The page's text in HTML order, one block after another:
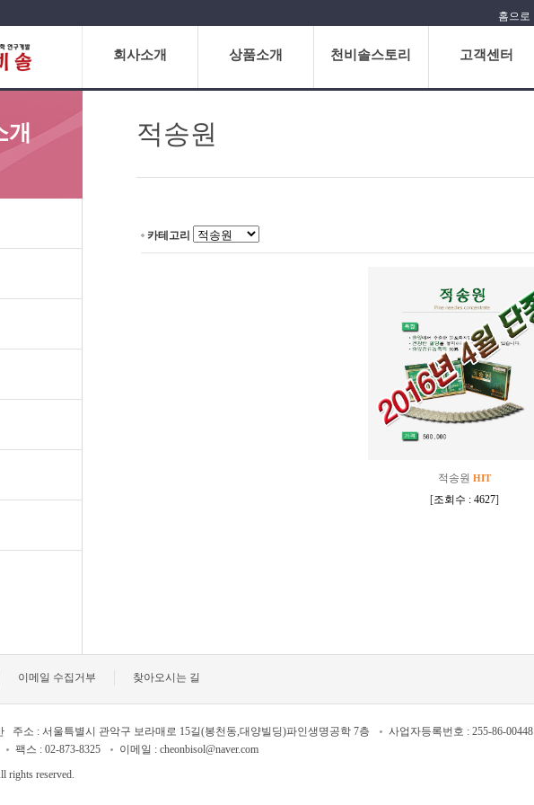
홈으로
회사소개 상품소개 천비솔스토리 고객센터
개 적송원
카테고리
적송원 HIT
[조회수 : 4627]
이메일 수집거부 찾아오시는 길
주소 : 서울특별시 관악구 보라매로 15길(봉천동,대양빌딩)파인생명공학 7층 사업자등록번호 : 255-86-00448
팩스 : 02-873-8325
이메일 : cheonbisol@naver.com
rights reserved.